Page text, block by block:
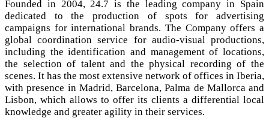
Founded in 2004, 24.7 is the leading company in Spain
dedicated to the production of spots for advertising
campaigns for international brands. The Company offers a
global coordination service for audio-visual productions,
including the identification and management of locations,
the selection of talent and the physical recording of the
scenes. It has the most extensive network of offices in Iberia,
with presence in Madrid, Barcelona, ​​Palma de Mallorca and
Lisbon, which allows to offer its clients a differential local
knowledge and greater agility in their services.